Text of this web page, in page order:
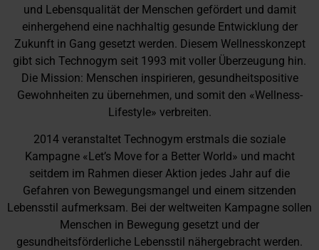
und Lebensqualität der Menschen gefördert und damit
einhergehend eine nachhaltig gesunde Entwicklung der
Zukunft in Gang gesetzt werden. Diesem Wellnesskonzept
gibt sich Technogym seit 1993 mit voller Überzeugung hin.
Die Mission: Menschen inspirieren, gesundheitspositive
Gewohnheiten zu übernehmen, und somit den «Wellness-
Lifestyle» verbreiten.
2014 veranstaltet Technogym erstmals die soziale
Kampagne «Let’s Move for a Better World» und macht
seitdem im Rahmen dieser Aktion jedes Jahr auf die
Gefahren von Bewegungsmangel und einem sitzenden
Lebensstil aufmerksam. Bei der weltweiten Kampagne sollen
Menschen in Bewegung gesetzt und der
gesundheitsförderliche Lebensstil nähergebracht werden.